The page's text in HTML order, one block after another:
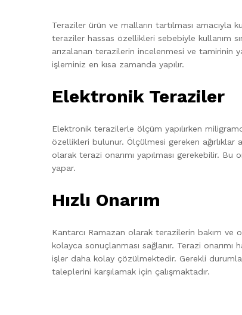
Teraziler ürün ve malların tartılması
teraziler hassas özellikleri sebebiyle kullanım
arızalanan terazilerin incelenmesi ve tamirinin
işleminiz en kısa zamanda yapılır.
Elektronik Teraziler
Elektronik terazilerle ölçüm yapılırken
özellikleri bulunur. Ölçülmesi gereken ağırlıklar
olarak terazi onarımı yapılması gerekebilir.
yapar.
Hızlı Onarım
Kantarcı Ramazan olarak terazilerin bakım ve
kolayca sonuçlanması sağlanır. Terazi
işler daha kolay çözülmektedir. Gerekli
taleplerini karşılamak için çalışmaktadır.